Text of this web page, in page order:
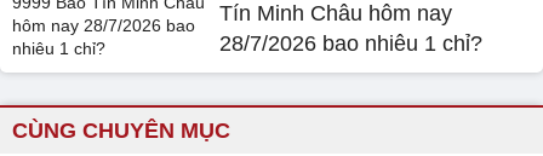
Tín Minh Châu hôm nay
28/7/2026 bao nhiêu 1 chỉ?
CÙNG CHUYÊN MỤC